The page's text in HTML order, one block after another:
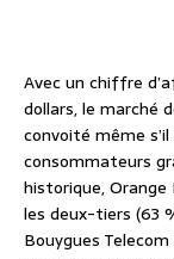
Avec un chiffre
dollars, le marché
convoité même
consommateurs
historique, Orange
les deux-tiers (63
Bouygues